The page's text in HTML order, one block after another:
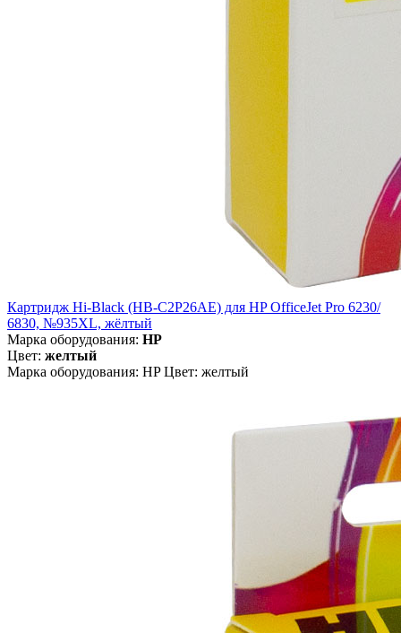
Картридж Hi-Black (HB-C2P26AE) для HP OfficeJet Pro 6230/
6830, №935XL, жёлтый
Марка оборудования: HP
Цвет: желтый
Марка оборудования: HP Цвет: желтый